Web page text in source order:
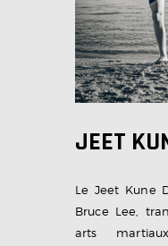
JEET
Le Jeet Kune
Bruce Lee,
arts